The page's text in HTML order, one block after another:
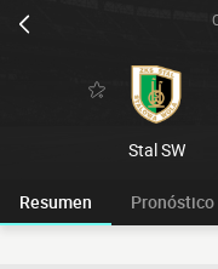
Stal SW
Resumen Pronóstico